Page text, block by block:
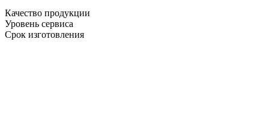
Качество продукции
Уровень сервиса
Срок изготовления